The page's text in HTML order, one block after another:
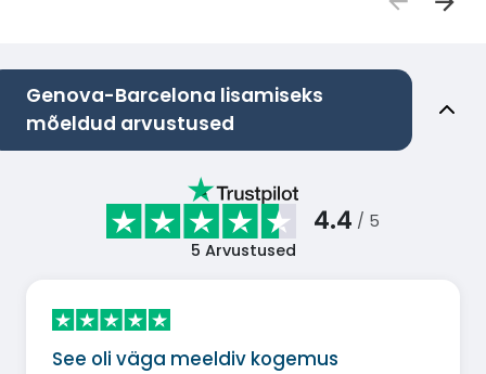
Genova-Barcelona lisamiseks
mõeldud arvustused
4.4 / 5
5 Arvustused
See oli väga meeldiv kogemus